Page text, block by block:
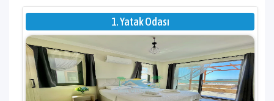
1. Yatak Odası